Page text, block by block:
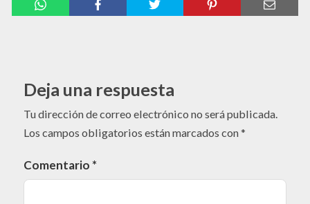
Deja una respuesta
Tu dirección de correo electrónico no será publicada.
Los campos obligatorios están marcados con*
Comentario *